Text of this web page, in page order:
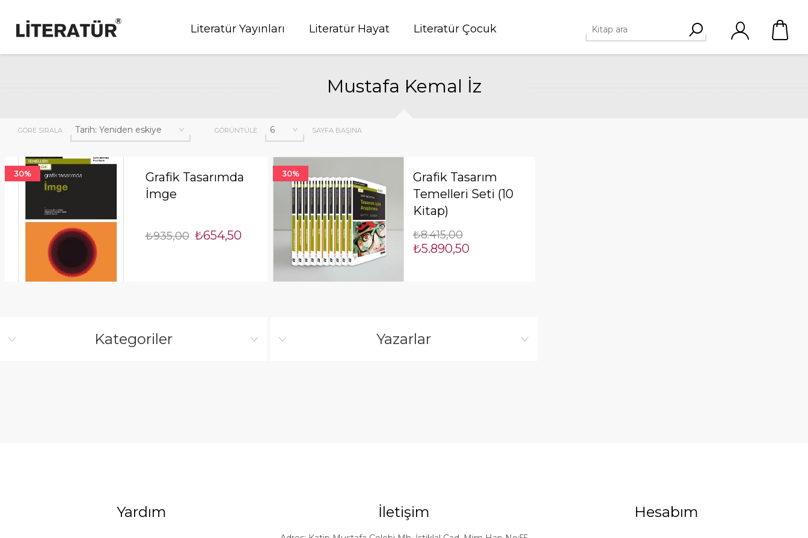
Literatür Yayınları Literatür Hayat Literatür Çocuk
Mustafa Kemal İz
GÖRE SIRALA GÖRÜNTÜLE SAYFA BAŞINA
30%
Grafik Tasarımda
İmge
₺935,00 ₺654,50
30%
Grafik Tasarım
Temelleri Seti (10
Kitap)
₺8.415,00
₺5.890,50
Kategoriler Yazarlar
Yardım İletişim Hesabım